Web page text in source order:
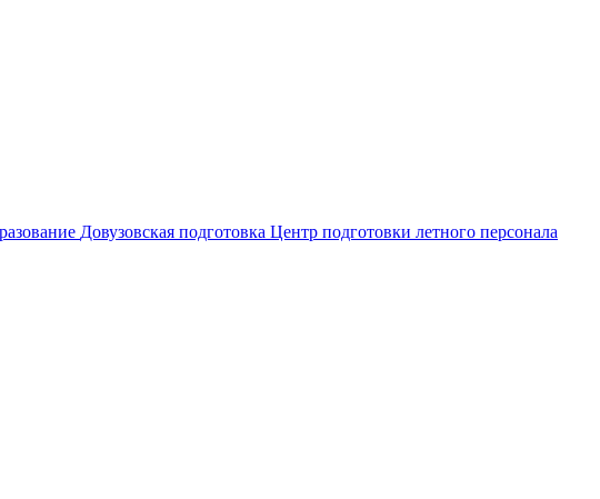
Довузовская подготовка Центр подготовки летного персонала